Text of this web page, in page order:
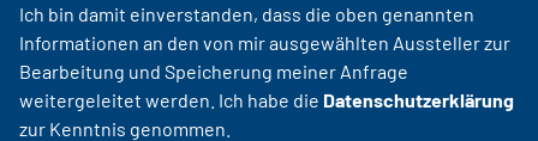
Ich bin damit einverstanden, dass die oben genannten
Informationen an den von mir ausgewählten Aussteller zur
Bearbeitung und Speicherung meiner Anfrage
weitergeleitet werden. Ich habe die Datenschutzerklärung
zur Kenntnis genommen.